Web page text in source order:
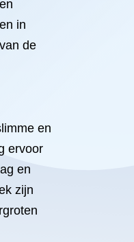
in
de
en
ervoor
en
zijn